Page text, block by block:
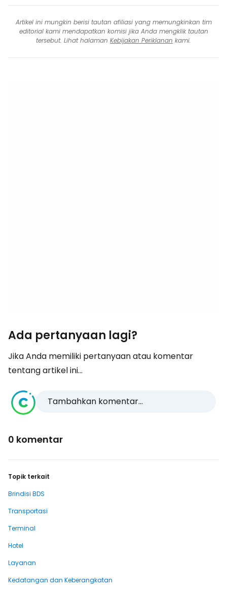
Artikel ini mungkin berisi tautan afiliasi yang memungkinkan tim
editorial kami mendapatkan komisi jika Anda mengklik tautan
tersebut. Lihat halaman Kebijakan Periklanan kami.
Ada pertanyaan lagi?
Jika Anda memiliki pertanyaan atau komentar
tentang artikel ini...
Tambahkan komentar...
0 komentar
Topik terkait
Brindisi BDS
Transportasi
Terminal
Hotel
Layanan
Kedatangan dan Keberangkatan